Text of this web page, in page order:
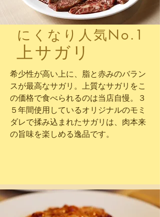
​にくなり人気No.1
上サガリ
希少性が高い上に、脂と赤みのバラン
スが最高なサガリ。上質なサガリをこ
の価格で食べられるのは当店自慢。３
５年間使用しているオリジナルのモミ
ダレ​で揉み込まれたサガリは、肉本来
の旨味を楽しめる逸品です。